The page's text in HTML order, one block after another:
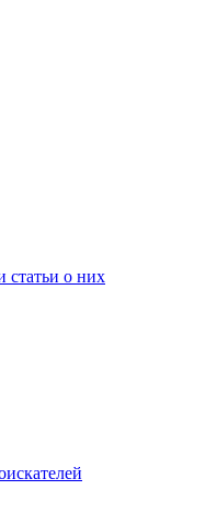
статьи о них